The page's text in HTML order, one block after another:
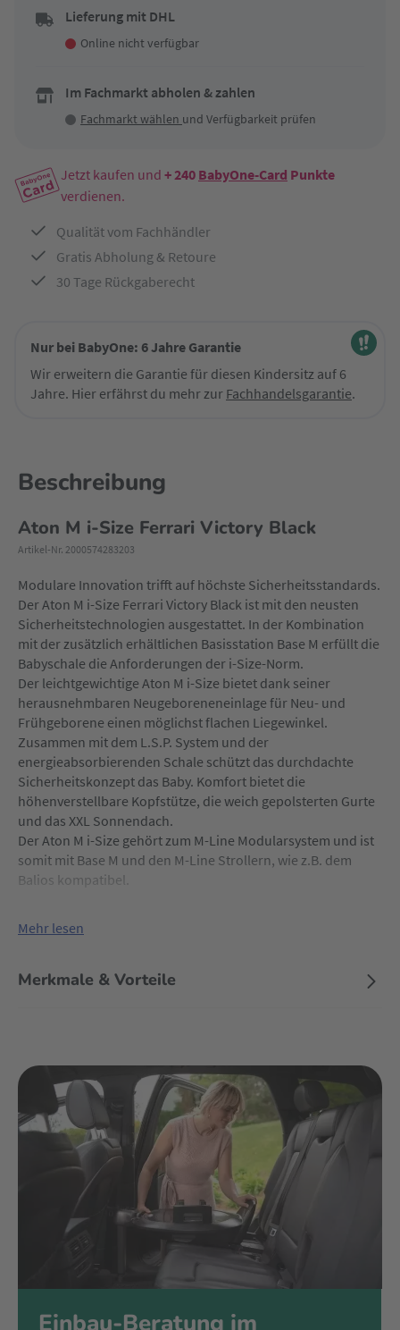
Lieferung mit DHL
Online nicht verfügbar
Im Fachmarkt abholen & zahlen
Fachmarkt wählen und Verfügbarkeit prüfen
Jetzt kaufen und + 240 BabyOne-Card Punkte
verdienen.
Qualität vom Fachhändler
Gratis Abholung & Retoure
30 Tage Rückgaberecht
Nur bei BabyOne: 6 Jahre Garantie
Wir erweitern die Garantie für diesen Kindersitz auf 6
Jahre. Hier erfährst du mehr zur Fachhandelsgarantie.
Beschreibung
Aton M i-Size Ferrari Victory Black
Artikel-Nr. 2000574283203
Modulare Innovation trifft auf höchste Sicherheitsstandards.
Der Aton M i-Size Ferrari Victory Black ist mit den neusten
Sicherheitstechnologien ausgestattet. In der Kombination
mit der zusätzlich erhältlichen Basisstation Base M erfüllt die
Babyschale die Anforderungen der i-Size-Norm.
Der leichtgewichtige Aton M i-Size bietet dank seiner
herausnehmbaren Neugeboreneneinlage für Neu- und
Frühgeborene einen möglichst flachen Liegewinkel.
Zusammen mit dem L.S.P. System und der
energieabsorbierenden Schale schützt das durchdachte
Sicherheitskonzept das Baby. Komfort bietet die
höhenverstellbare Kopfstütze, die weich gepolsterten Gurte
und das XXL Sonnendach.
Der Aton M i-Size gehört zum M-Line Modularsystem und ist
somit mit Base M und den M-Line Strollern, wie z.B. dem
Balios kompatibel.
Mehr lesen
Merkmale & Vorteile
Einbau-Beratung im